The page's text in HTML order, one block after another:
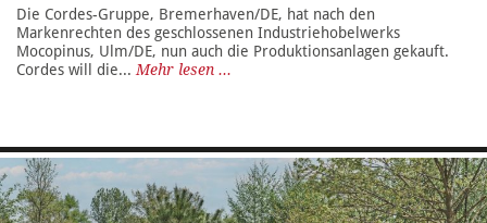
Die Cordes-Gruppe, Bremerhaven/DE, hat nach den
Markenrechten des geschlossenen Industriehobelwerks
Mocopinus, Ulm/DE, nun auch die Produktionsanlagen gekauft.
Cordes will die...Mehr lesen ...